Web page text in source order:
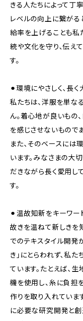
きる人たちによって丁
レベルの向上に繋がる
給率を上げることも私
統や文化を守り、伝え
す。
⚫︎環境にやさしく、長
私たちは、洋服を単な
ん。着心地が良いもの
を感じさせないもので
また、そのベースには
います。みなさまの大
だきながら長く愛用し
す。
⚫︎温故知新をキーワ
故きを温ねて新しきを
でのテキスタイル開発
き」にとらわれず、私
ています。たとえば、
機を使用し、糸に負担
作りを取り入れていま
に必要な研究開発と創